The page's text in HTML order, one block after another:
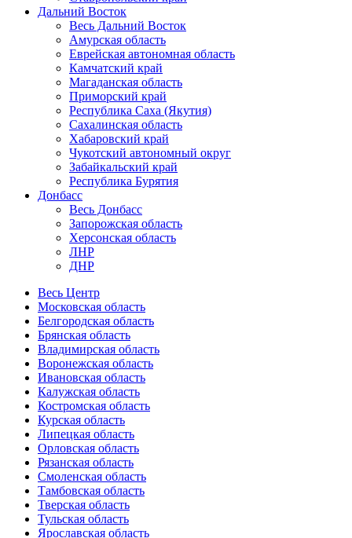
Дальний Восток
Весь Дальний Восток
Амурская область
Еврейская автономная область
Камчатский край
Магаданская область
Приморский край
Республика Саха (Якутия)
Сахалинская область
Хабаровский край
Чукотский автономный округ
Забайкальский край
Республика Бурятия
Донбасс
Весь Донбасс
Запорожская область
Херсонская область
ЛНР
ДНР
Весь Центр
Московская область
Белгородская область
Брянская область
Владимирская область
Воронежская область
Ивановская область
Калужская область
Костромская область
Курская область
Липецкая область
Орловская область
Рязанская область
Смоленская область
Тамбовская область
Тверская область
Тульская область
Ярославская область